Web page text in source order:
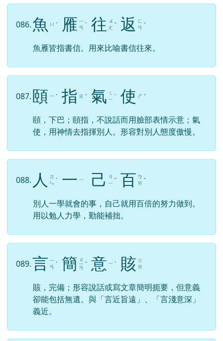
086.魚 ㄩ ˊ 雁 ㄧ
ㄢ ˋ 往 ㄨ
ㄤ ˇ 返 ㄈ
ㄢ ˇ
魚雁皆指書信。用來比喻書信往來。
087. 頤 ㄧ ˊ 指 ㄓ ˇ 氣 ㄑ
ㄧ ˋ 使 ㄕ ˇ
頤，下巴；頤指，不說話而用臉部表情示意；氣
使，用神情去指揮別人。形容對別人態度傲慢。
088. 人
ㄖ
ㄣ ˊ 一 ㄧ 己
ㄐ
ㄧ ˇ 百 ㄅ
ㄞ ˇ
別人一學就會的事，自己就用百倍的努力做到。
用以勉人力學，勤能補拙。
089.言 ㄧ
ㄢ ˊ 簡 ㄐ
ㄧ
ㄢ
ˇ 意 ㄧ ˋ 賅 ㄍ
ㄞ
賅，完備；形容說話或寫文章簡明扼要，但意義
卻能包括無遺。與「言近旨遠」、「言淺意深」
義近。